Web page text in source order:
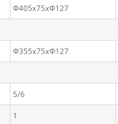
Φ405x75xΦ127
Φ355x75xΦ127
5/6
1